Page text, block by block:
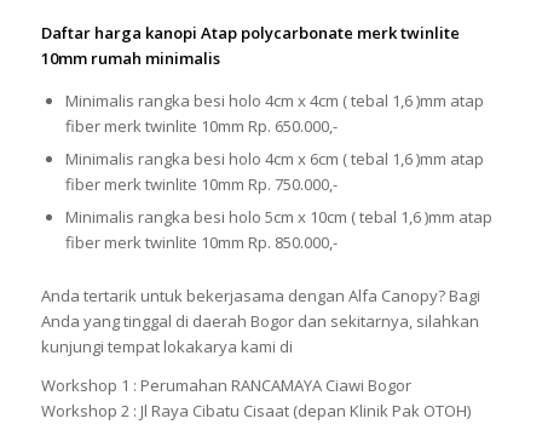
Daftar harga kanopi Atap polycarbonate merk twinlite
10mm rumah minimalis
Minimalis rangka besi holo 4cm x 4cm ( tebal 1,6 )mm atap
fiber merk twinlite 10mm Rp. 650.000,-
Minimalis rangka besi holo 4cm x 6cm ( tebal 1,6 )mm atap
fiber merk twinlite 10mm Rp. 750.000,-
Minimalis rangka besi holo 5cm x 10cm ( tebal 1,6 )mm atap
fiber merk twinlite 10mm Rp. 850.000,-
Anda tertarik untuk bekerjasama dengan Alfa Canopy? Bagi
Anda yang tinggal di daerah Bogor dan sekitarnya, silahkan
kunjungi tempat lokakarya kami di
Workshop 1 : Perumahan RANCAMAYA Ciawi Bogor
Workshop 2 : Jl Raya Cibatu Cisaat (depan Klinik Pak OTOH)